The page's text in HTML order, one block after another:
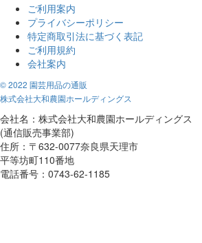
ご利用案内
プライバシーポリシー
特定商取引法に基づく表記
ご利用規約
会社案内
© 2022 園芸用品の通販
株式会社大和農園ホールディングス
会社名：株式会社大和農園ホールディングス
(通信販売事業部)
住所：〒632-0077奈良県天理市
平等坊町110番地
電話番号：0743-62-1185